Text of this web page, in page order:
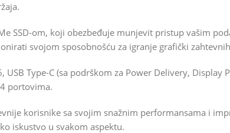
SSD-om, koji obezbeđuje munjevit pristup vašim
svojom sposobnošću za igranje grafički
Type-C (sa podrškom za Power Delivery, Display
portovima.
korisnike sa svojim snažnim performansama i
iskustvo u svakom aspektu.